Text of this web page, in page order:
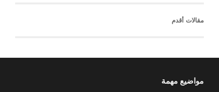
مقالات أقدم
مواضيع مهمة